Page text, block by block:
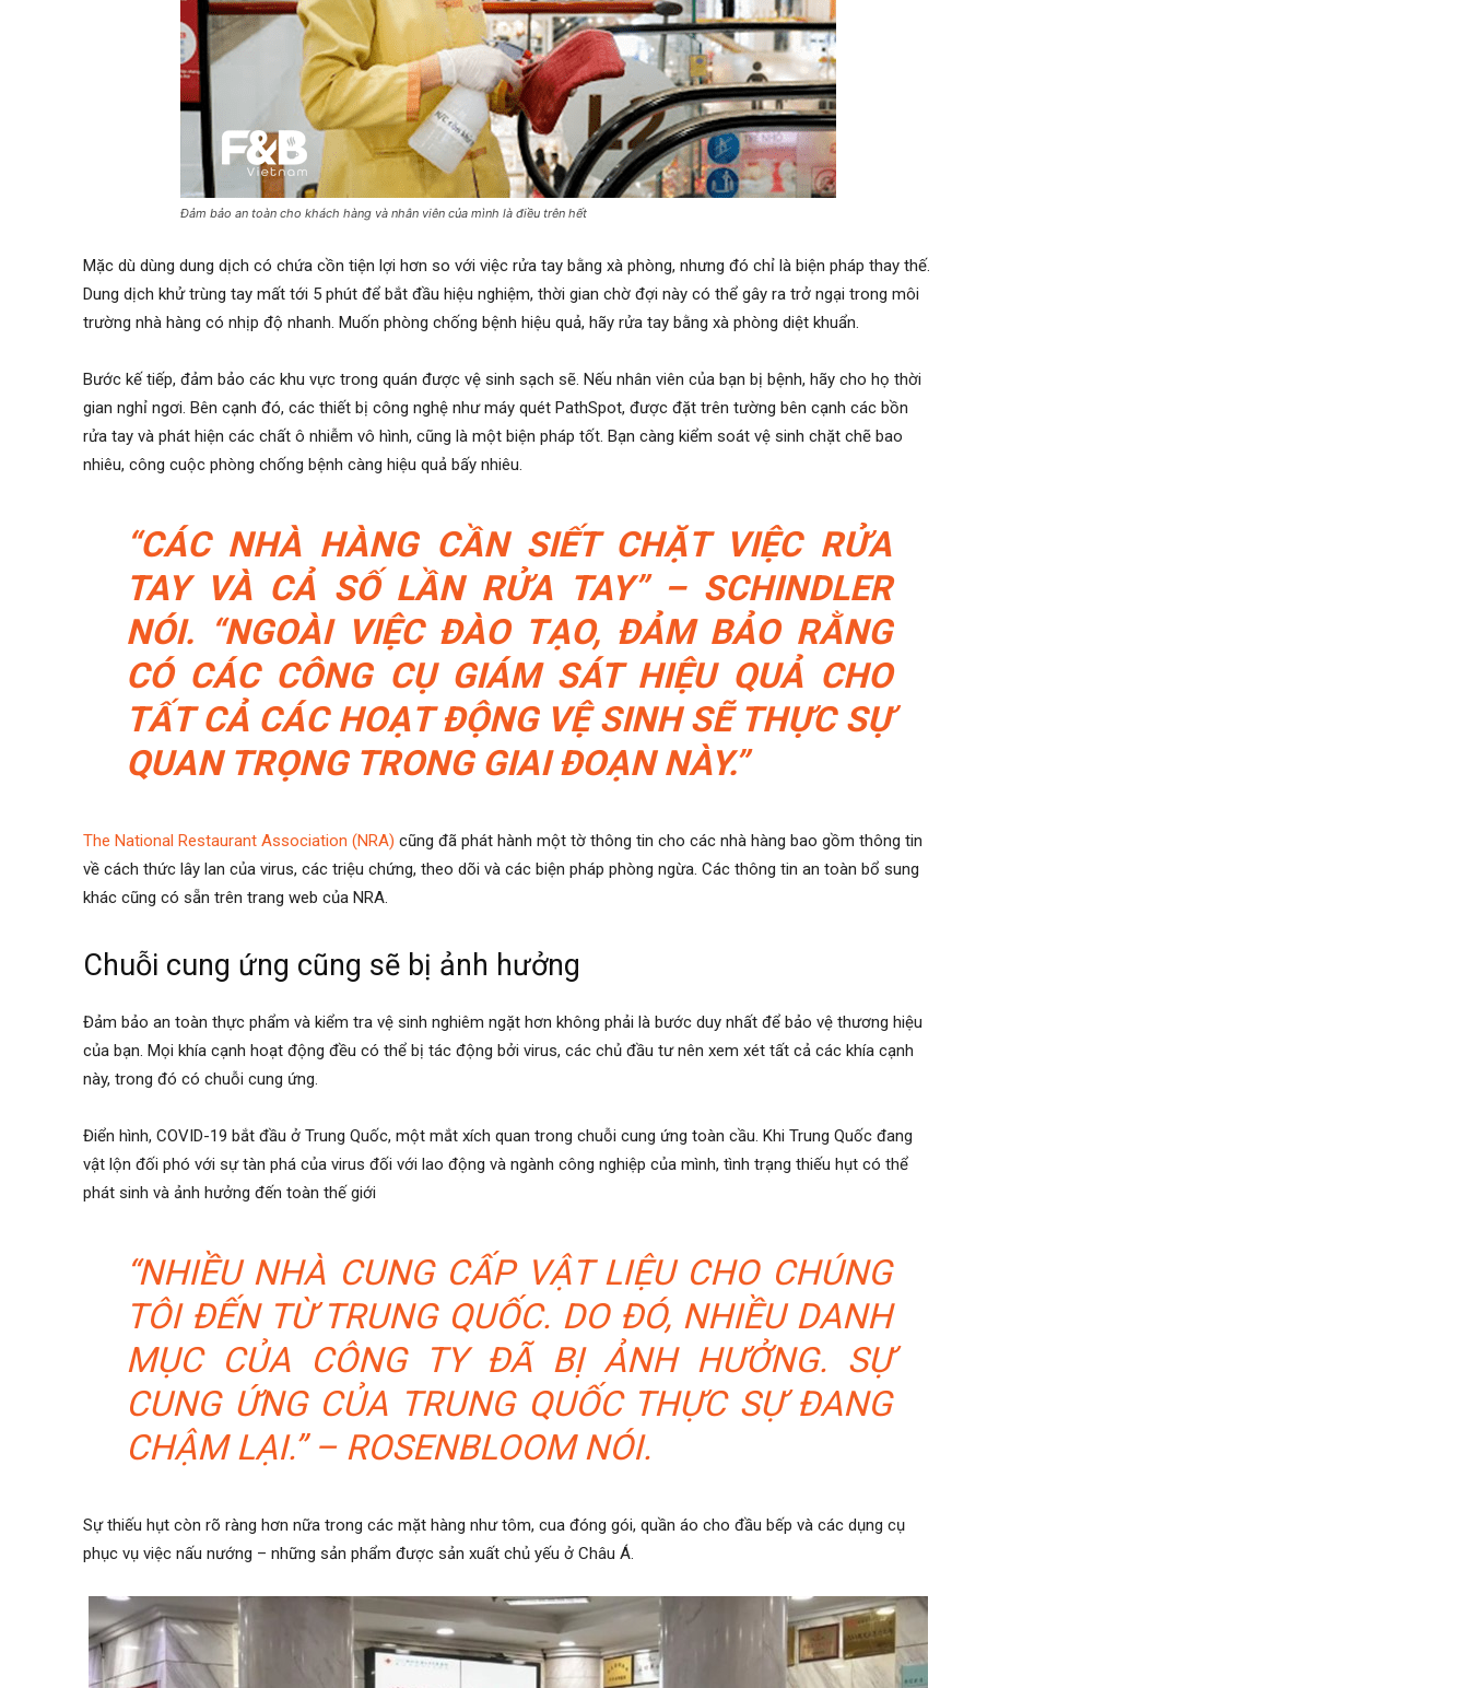
Đảm bảo an toàn cho khách hàng và nhân viên của mình là điều trên hết
Mặc dù dùng dung dịch có chứa cồn tiện lợi hơn so với việc rửa tay bằng xà phòng, nhưng đó chỉ là biện pháp thay thế.
Dung dịch khử trùng tay mất tới 5 phút để bắt đầu hiệu nghiệm, thời gian chờ đợi này có thể gây ra trở ngại trong môi
trường nhà hàng có nhịp độ nhanh. Muốn phòng chống bệnh hiệu quả, hãy rửa tay bằng xà phòng diệt khuẩn.
Bước kế tiếp, đảm bảo các khu vực trong quán được vệ sinh sạch sẽ. Nếu nhân viên của bạn bị bệnh, hãy cho họ thời
gian nghỉ ngơi. Bên cạnh đó, các thiết bị công nghệ như máy quét PathSpot, được đặt trên tường bên cạnh các bồn
rửa tay và phát hiện các chất ô nhiễm vô hình, cũng là một biện pháp tốt. Bạn càng kiểm soát vệ sinh chặt chẽ bao
nhiêu, công cuộc phòng chống bệnh càng hiệu quả bấy nhiêu.
“CÁC NHÀ HÀNG CẦN SIẾT CHẶT VIỆC RỬA
TAY VÀ CẢ SỐ LẦN RỬA TAY” – SCHINDLER
NÓI. “NGOÀI VIỆC ĐÀO TẠO, ĐẢM BẢO RẰNG
CÓ CÁC CÔNG CỤ GIÁM SÁT HIỆU QUẢ CHO
TẤT CẢ CÁC HOẠT ĐỘNG VỆ SINH SẼ THỰC SỰ
QUAN TRỌNG TRONG GIAI ĐOẠN NÀY.”
The National Restaurant Association (NRA) cũng đã phát hành một tờ thông tin cho các nhà hàng bao gồm thông tin
về cách thức lây lan của virus, các triệu chứng, theo dõi và các biện pháp phòng ngừa. Các thông tin an toàn bổ sung
khác cũng có sẵn trên trang web của NRA.
Chuỗi cung ứng cũng sẽ bị ảnh hưởng
Đảm bảo an toàn thực phẩm và kiểm tra vệ sinh nghiêm ngặt hơn không phải là bước duy nhất để bảo vệ thương hiệu
của bạn. Mọi khía cạnh hoạt động đều có thể bị tác động bởi virus, các chủ đầu tư nên xem xét tất cả các khía cạnh
này, trong đó có chuỗi cung ứng.
Điển hình, COVID-19 bắt đầu ở Trung Quốc, một mắt xích quan trong chuỗi cung ứng toàn cầu. Khi Trung Quốc đang
vật lộn đối phó với sự tàn phá của virus đối với lao động và ngành công nghiệp của mình, tình trạng thiếu hụt có thể
phát sinh và ảnh hưởng đến toàn thế giới
“NHIỀU NHÀ CUNG CẤP VẬT LIỆU CHO CHÚNG
TÔI ĐẾN TỪ TRUNG QUỐC. DO ĐÓ, NHIỀU DANH
MỤC CỦA CÔNG TY ĐÃ BỊ ẢNH HƯỞNG. SỰ
CUNG ỨNG CỦA TRUNG QUỐC THỰC SỰ ĐANG
CHẬM LẠI.” – ROSENBLOOM NÓI.
Sự thiếu hụt còn rõ ràng hơn nữa trong các mặt hàng như tôm, cua đóng gói, quần áo cho đầu bếp và các dụng cụ
phục vụ việc nấu nướng – những sản phẩm được sản xuất chủ yếu ở Châu Á.